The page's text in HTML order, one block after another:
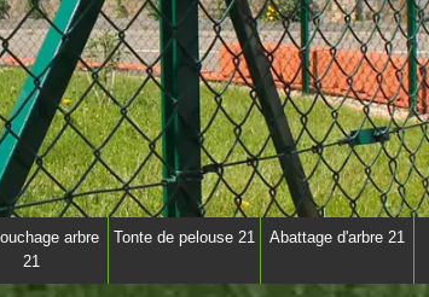
arbre
21
Tonte de pelouse 21 Abattage d'arbre 21